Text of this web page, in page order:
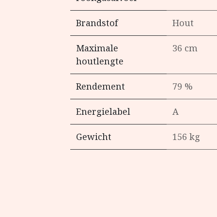
Brandstof Hout
Maximale
houtlengte
36 cm
Rendement 79 %
Energielabel A
Gewicht 156 kg